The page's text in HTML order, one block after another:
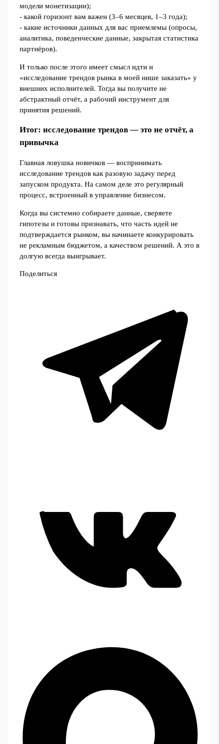
модели монетизации);
- какой горизонт вам важен (3–6 месяцев, 1–3 года);
- какие источники данных для вас приемлемы (опросы,
аналитика, поведенческие данные, закрытая статистика
партнёров).
И только после этого имеет смысл идти и
«исследование трендов рынка в моей нише заказать» у
внешних исполнителей. Тогда вы получите не
абстрактный отчёт, а рабочий инструмент для
принятия решений.
Итог: исследование трендов — это не отчёт, а
привычка
Главная ловушка новичков — воспринимать
исследование трендов как разовую задачу перед
запуском продукта. На самом деле это регулярный
процесс, встроенный в управление бизнесом.
Когда вы системно собираете данные, сверяете
гипотезы и готовы признавать, что часть идей не
подтверждается рынком, вы начинаете конкурировать
не рекламным бюджетом, а качеством решений. А это в
долгую всегда выигрывает.
Поделиться